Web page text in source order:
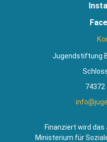
Jugendstiftung
74372
Finanziert wird
Ministerium für